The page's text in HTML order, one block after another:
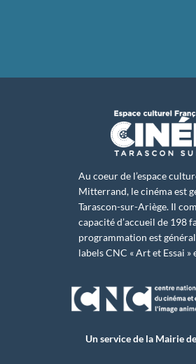
Au coeur de l’espace
Mitterrand, le cinéma est
Tarascon-sur-Ariège. Il
capacité d’accueil de 198
programmation est
labels CNC « Art et Essai »
Un service de la Mairie